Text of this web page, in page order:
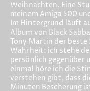
Weihnachten. Eine
meinem Amiga 500
Im Hintergrund läuft
Album von Black
Tony Martin der
Wahrheit: ich stehe
persönlich gegenüber
einmal höre ich die
verstehen gibt, dass
Minuten Bescherung